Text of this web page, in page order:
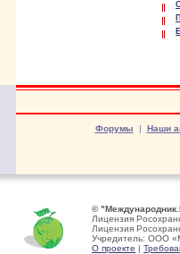
Форумы | Наши
©
Лицензия
Лицензия
Учредитель: ООО
О проекте |